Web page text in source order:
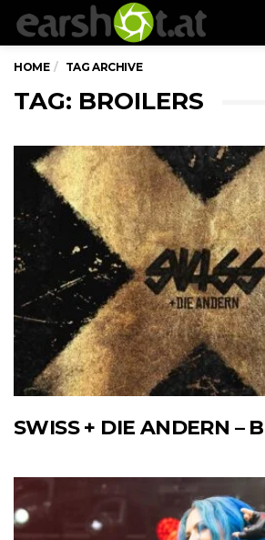
HOME TAG ARCHIVE
TAG: BROILERS
SWISS + DIE ANDERN –